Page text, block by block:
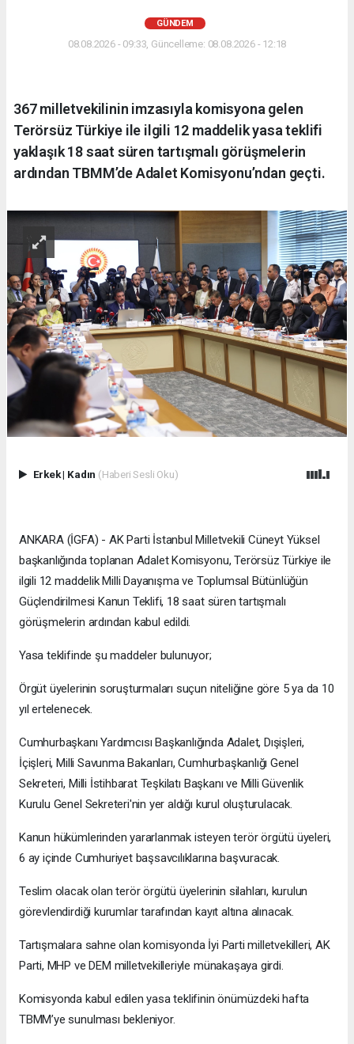
GÜNDEM
08.08.2026 - 09:33, Güncelleme: 08.08.2026 - 12:18
367 milletvekilinin imzasıyla komisyona gelen
Terörsüz Türkiye ile ilgili 12 maddelik yasa teklifi
yaklaşık 18 saat süren tartışmalı görüşmelerin
ardından TBMM’de Adalet Komisyonu’ndan geçti.
Erkek| Kadın (Haberi Sesli Oku)
ANKARA (İGFA) - AK Parti İstanbul Milletvekili Cüneyt Yüksel
başkanlığında toplanan Adalet Komisyonu, Terörsüz Türkiye ile
ilgili 12 maddelik Milli Dayanışma ve Toplumsal Bütünlüğün
Güçlendirilmesi Kanun Teklifi, 18 saat süren tartışmalı
görüşmelerin ardından kabul edildi.
Yasa teklifinde şu maddeler bulunuyor;
Örgüt üyelerinin soruşturmaları suçun niteliğine göre 5 ya da 10
yıl ertelenecek.
Cumhurbaşkanı Yardımcısı Başkanlığında Adalet, Dışişleri,
İçişleri, Milli Savunma Bakanları, Cumhurbaşkanlığı Genel
Sekreteri, Milli İstihbarat Teşkilatı Başkanı ve Milli Güvenlik
Kurulu Genel Sekreteri'nin yer aldığı kurul oluşturulacak.
Kanun hükümlerinden yararlanmak isteyen terör örgütü üyeleri,
6 ay içinde Cumhuriyet başsavcılıklarına başvuracak.
Teslim olacak olan terör örgütü üyelerinin silahları, kurulun
görevlendirdiği kurumlar tarafından kayıt altına alınacak.
Tartışmalara sahne olan komisyonda İyi Parti milletvekilleri, AK
Parti, MHP ve DEM milletvekilleriyle münakaşaya girdi.
Komisyonda kabul edilen yasa teklifinin önümüzdeki hafta
TBMM’ye sunulması bekleniyor.